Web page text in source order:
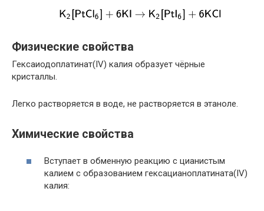
Физические свойства
Гексаиодоплатинат(IV) калия образует чёрные
кристаллы.
Легко растворяется в воде, не растворяется в этаноле.
Химические свойства
Вступает в обменную реакцию с цианистым
калием с образованием гексацианоплатината(IV)
калия: